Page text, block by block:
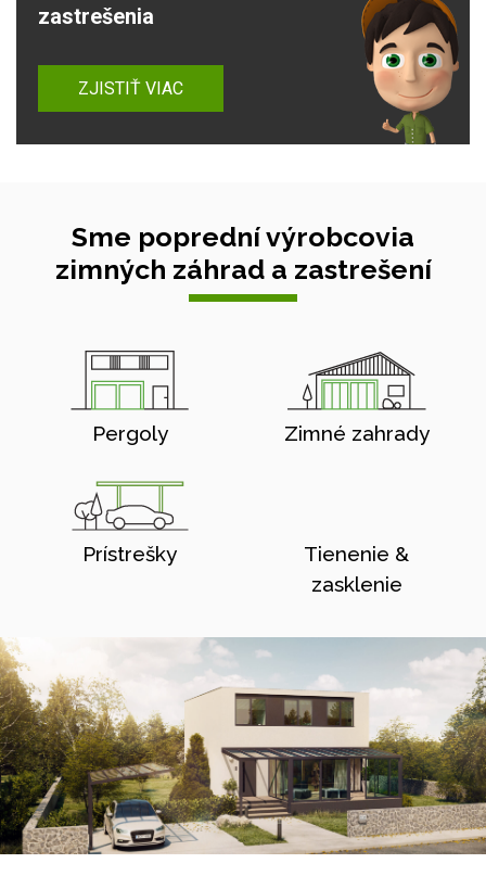
zastrešenia
ZJISTIŤ VIAC
Sme poprední výrobcovia
zimných záhrad a zastrešení
Pergoly Zimné zahrady
Prístrešky
Tienenie &
zasklenie